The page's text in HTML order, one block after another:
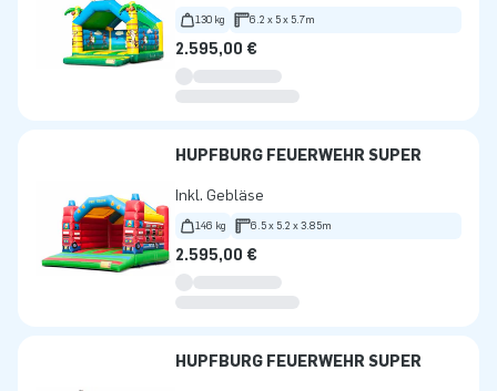
130 kg 6.2 x 5 x 5.7m
2.595,00 €
HÜPFBURG FEUERWEHR SUPER
Inkl. Gebläse
146 kg 6.5 x 5.2 x 3.85m
2.595,00 €
HÜPFBURG FEUERWEHR SUPER